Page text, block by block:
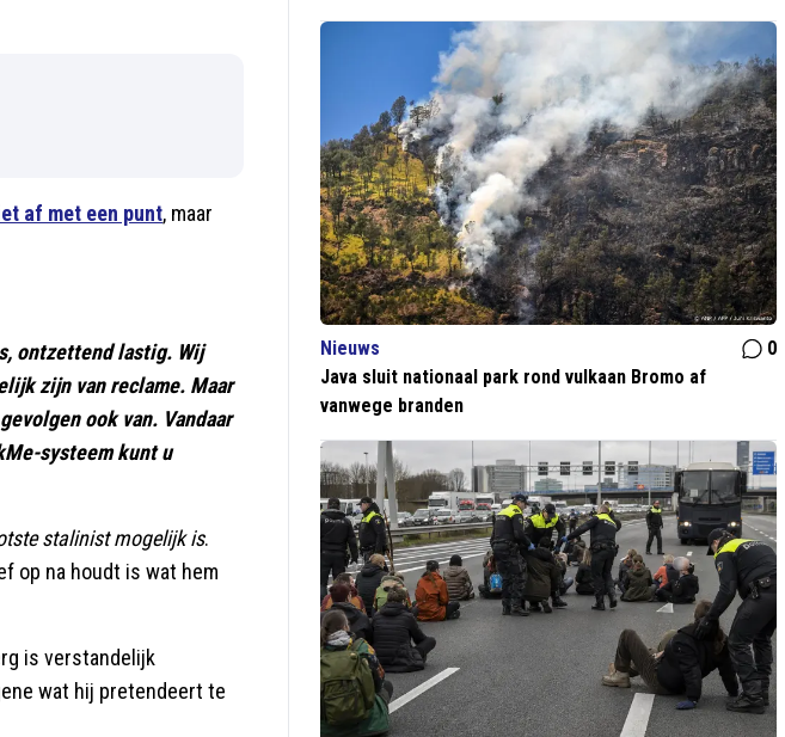
af met een punt, maar
ontzettend lastig. Wij
zijn van reclame. Maar
ook van. Vandaar
systeem kunt u
stalinist mogelijk is.
op na houdt is wat hem
is verstandelijk
wat hij pretendeert te
Nieuws
0
Java sluit nationaal park rond vulkaan Bromo af
vanwege branden